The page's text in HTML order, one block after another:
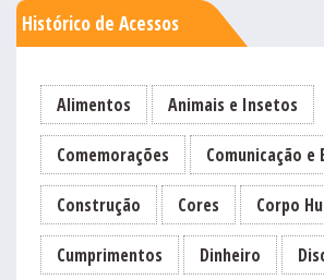
Histórico de Acessos
Alimentos Animais e Insetos
Comemorações Comunicação e
Construção Cores Corpo
Cumprimentos Dinheiro